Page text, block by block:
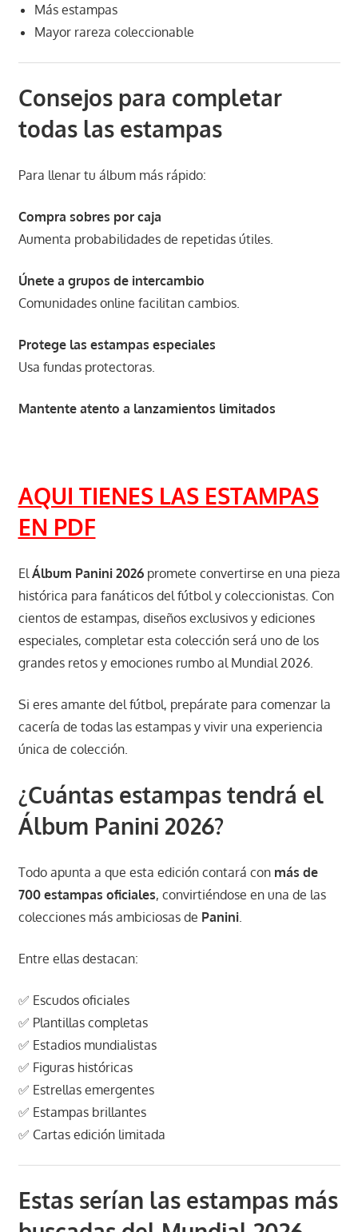
Más estampas
Mayor rareza coleccionable
Consejos para completar
todas las estampas
Para llenar tu álbum más rápido:
Compra sobres por caja
Aumenta probabilidades de repetidas útiles.
Únete a grupos de intercambio
Comunidades online facilitan cambios.
Protege las estampas especiales
Usa fundas protectoras.
Mantente atento a lanzamientos limitados
AQUI TIENES LAS ESTAMPAS
EN PDF
El Álbum Panini 2026promete convertirse en una pieza
histórica para fanáticos del fútbol y coleccionistas. Con
cientos de estampas, diseños exclusivos y ediciones
especiales, completar esta colección será uno de los
grandes retos y emociones rumbo al Mundial 2026.
Si eres amante del fútbol, prepárate para comenzar la
cacería de todas las estampas y vivir una experiencia
única de colección.
¿Cuántas estampas tendrá el
Álbum Panini 2026?
Todo apunta a que esta edición contará con más de
700 estampas oficiales, convirtiéndose en una de las
colecciones más ambiciosas de Panini.
Entre ellas destacan:
✅ Escudos oficiales
✅ Plantillas completas
✅ Estadios mundialistas
✅ Figuras históricas
✅ Estrellas emergentes
✅ Estampas brillantes
✅ Cartas edición limitada
Estas serían las estampas más